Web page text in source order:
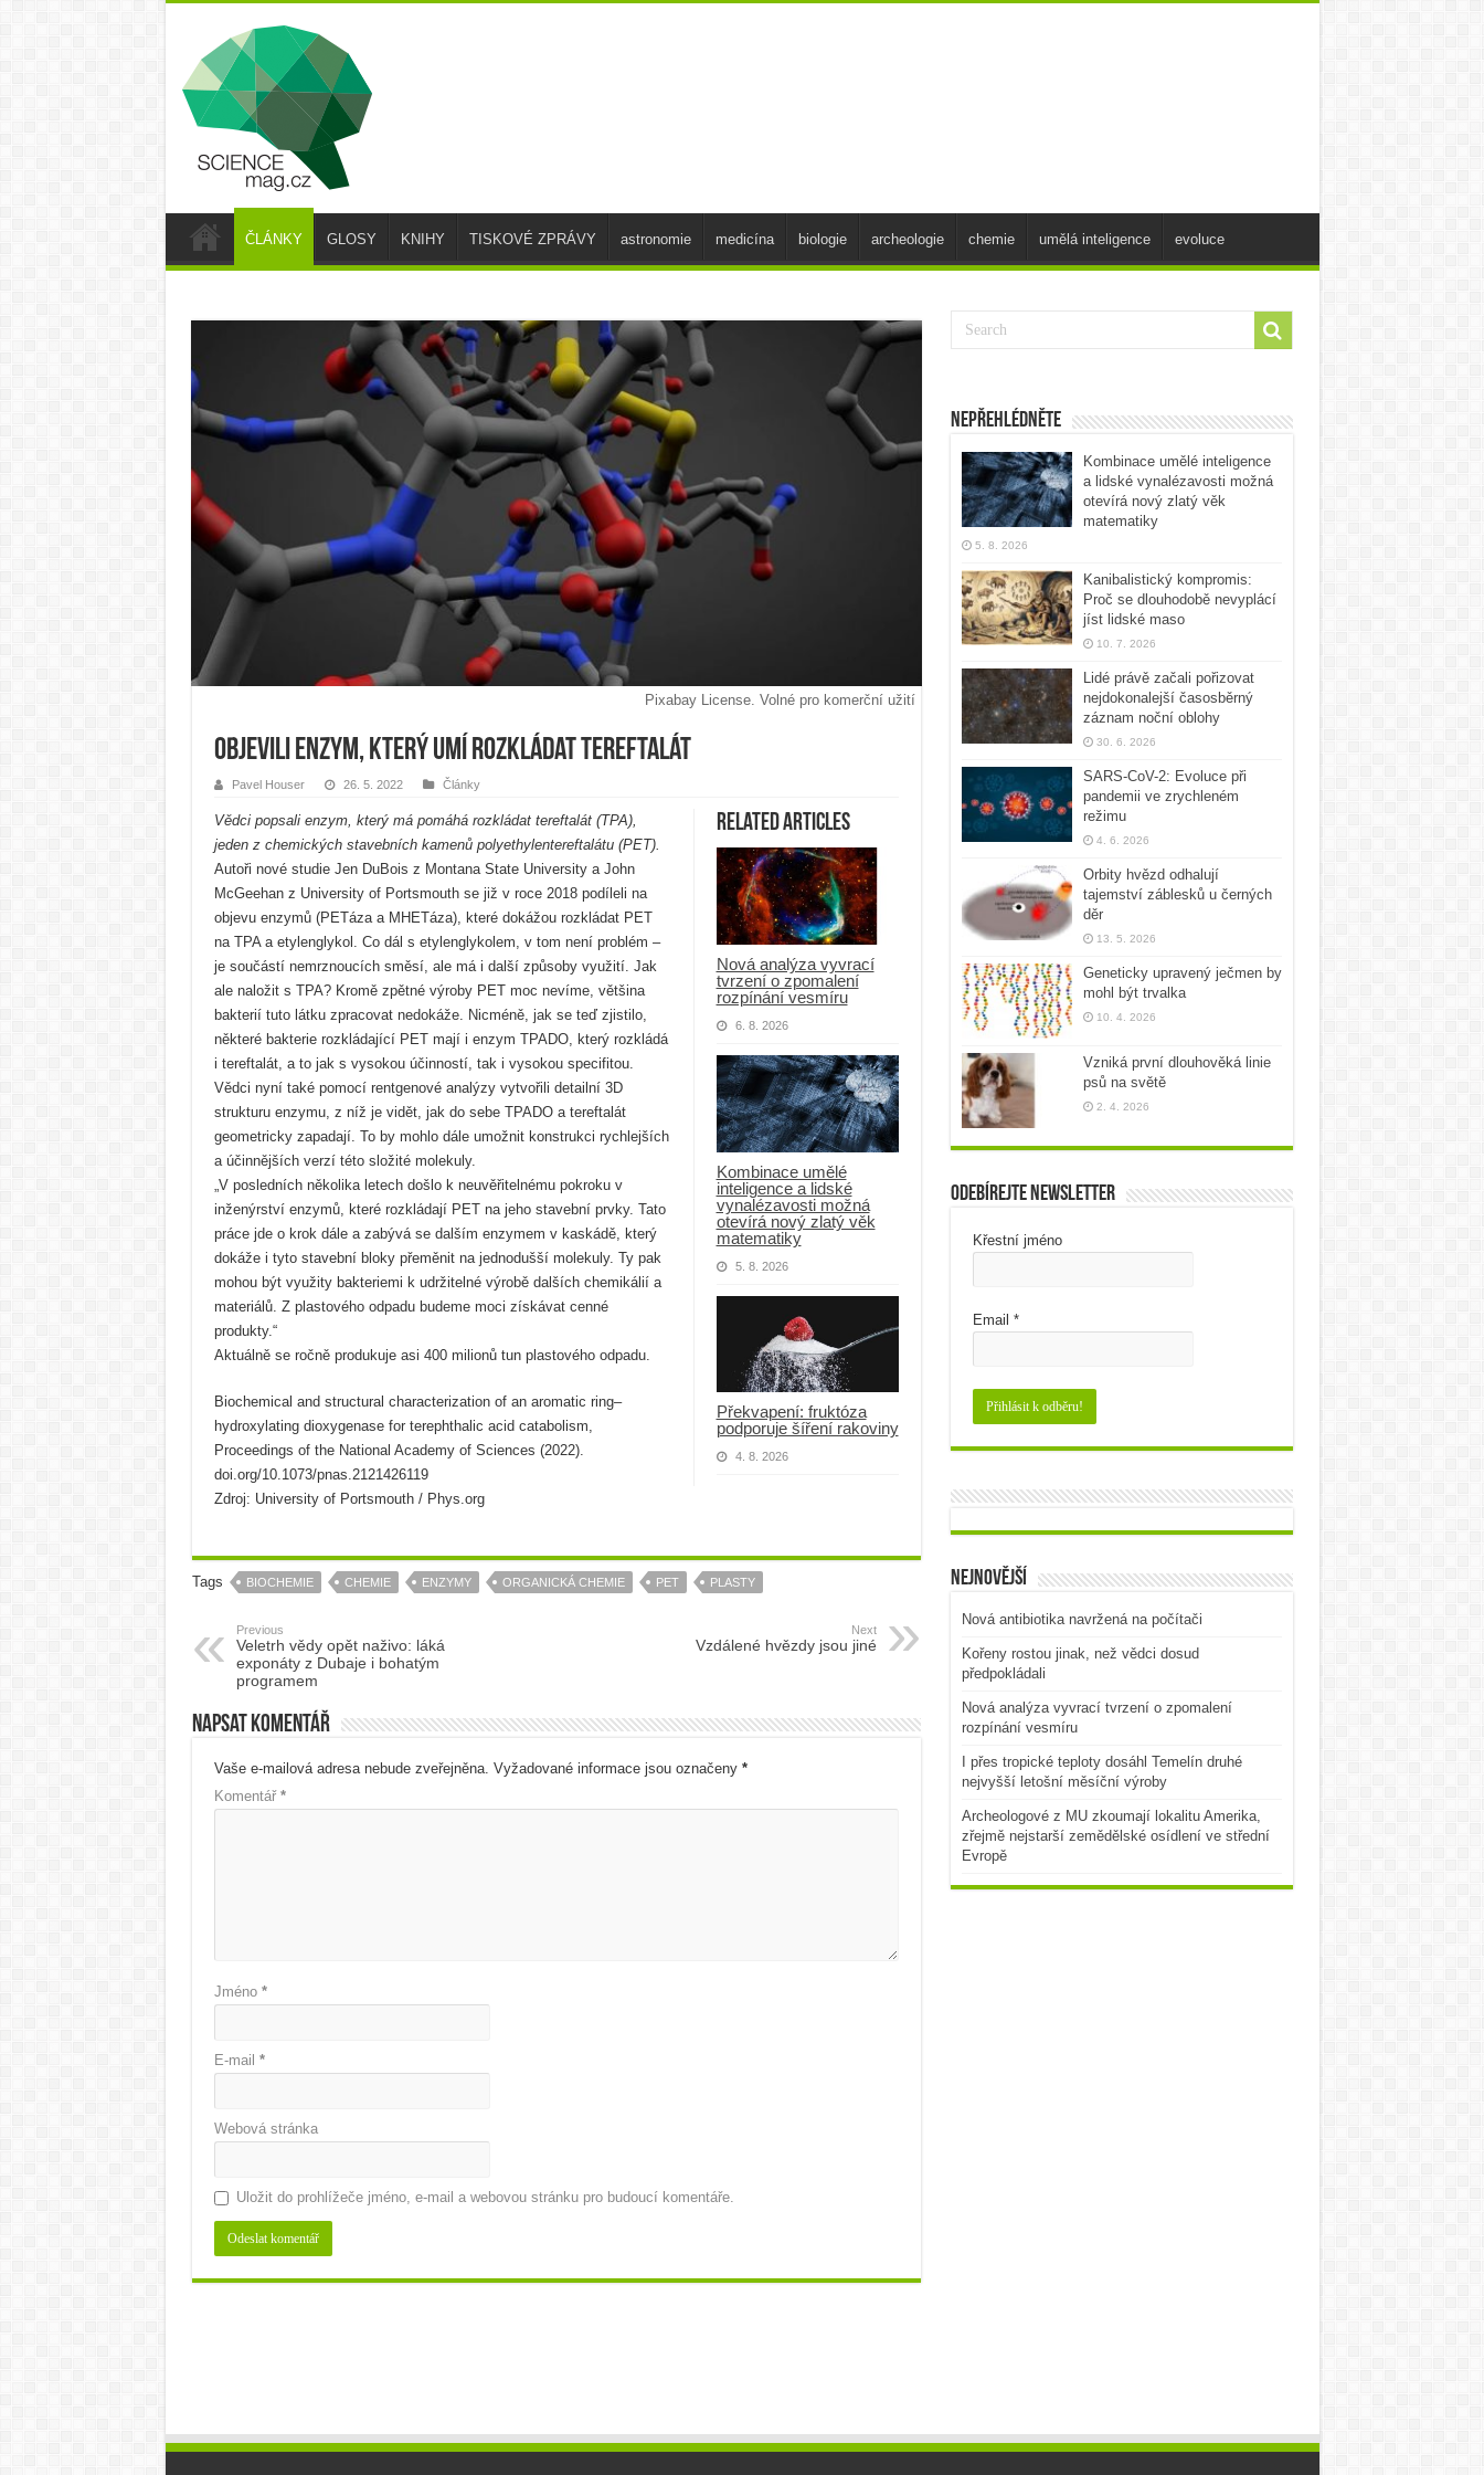
ČLÁNKY GLOSY KNIHY TISKOVÉ ZPRÁVY astronomie medicína biologie archeologie chemie umělá inteligence evoluce
Pixabay License. Volné pro komerční užití
Objevili enzym, který umí rozkládat tereftalát
Pavel Houser 26. 5. 2022 Články
Related Articles
Nová analýza vyvrací
tvrzení o zpomalení
rozpínání vesmíru
6. 8. 2026
Kombinace umělé
inteligence a lidské
vynalézavosti možná
otevírá nový zlatý věk
matematiky
5. 8. 2026
Překvapení: fruktóza
podporuje šíření rakoviny
4. 8. 2026
Vědci popsali enzym, který má pomáhá rozkládat tereftalát (TPA),
jeden z chemických stavebních kamenů polyethylentereftalátu (PET).
Autoři nové studie Jen DuBois z Montana State University a John
McGeehan z University of Portsmouth se již v roce 2018 podíleli na
objevu enzymů (PETáza a MHETáza), které dokážou rozkládat PET
na TPA a etylenglykol. Co dál s etylenglykolem, v tom není problém –
je součástí nemrznoucích směsí, ale má i další způsoby využití. Jak
ale naložit s TPA? Kromě zpětné výroby PET moc nevíme, většina
bakterií tuto látku zpracovat nedokáže. Nicméně, jak se teď zjistilo,
některé bakterie rozkládající PET mají i enzym TPADO, který rozkládá
i tereftalát, a to jak s vysokou účinností, tak i vysokou specifitou.
Vědci nyní také pomocí rentgenové analýzy vytvořili detailní 3D
strukturu enzymu, z níž je vidět, jak do sebe TPADO a tereftalát
geometricky zapadají. To by mohlo dále umožnit konstrukci rychlejších
a účinnějších verzí této složité molekuly.
„V posledních několika letech došlo k neuvěřitelnému pokroku v
inženýrství enzymů, které rozkládají PET na jeho stavební prvky. Tato
práce jde o krok dále a zabývá se dalším enzymem v kaskádě, který
dokáže i tyto stavební bloky přeměnit na jednodušší molekuly. Ty pak
mohou být využity bakteriemi k udržitelné výrobě dalších chemikálií a
materiálů. Z plastového odpadu budeme moci získávat cenné
produkty.“
Aktuálně se ročně produkuje asi 400 milionů tun plastového odpadu.
Biochemical and structural characterization of an aromatic ring–
hydroxylating dioxygenase for terephthalic acid catabolism,
Proceedings of the National Academy of Sciences (2022).
doi.org/10.1073/pnas.2121426119
Zdroj: University of Portsmouth / Phys.org
Tags BIOCHEMIE CHEMIE ENZYMY ORGANICKÁ CHEMIE PET PLASTY
Previous
Veletrh vědy opět naživo: láká
exponáty z Dubaje i bohatým
programem
Next
Vzdálené hvězdy jsou jiné
Napsat komentář
Vaše e-mailová adresa nebude zveřejněna. Vyžadované informace jsou označeny *
Komentář *
Jméno *
E-mail *
Webová stránka
Uložit do prohlížeče jméno, e-mail a webovou stránku pro budoucí komentáře.
Nepřehlédněte
Kombinace umělé inteligence
a lidské vynalézavosti možná
otevírá nový zlatý věk
matematiky
5. 8. 2026
Kanibalistický kompromis:
Proč se dlouhodobě nevyplácí
jíst lidské maso
10. 7. 2026
Lidé právě začali pořizovat
nejdokonalejší časosběrný
záznam noční oblohy
30. 6. 2026
SARS-CoV-2: Evoluce při
pandemii ve zrychleném
režimu
4. 6. 2026
Orbity hvězd odhalují
tajemství záblesků u černých
děr
13. 5. 2026
Geneticky upravený ječmen by
mohl být trvalka
10. 4. 2026
Vzniká první dlouhověká linie
psů na světě
2. 4. 2026
Odebírejte newsletter
Křestní jméno
Email *
Nejnovější
Nová antibiotika navržená na počítači
Kořeny rostou jinak, než vědci dosud
předpokládali
Nová analýza vyvrací tvrzení o zpomalení
rozpínání vesmíru
I přes tropické teploty dosáhl Temelín druhé
nejvyšší letošní měsíční výroby
Archeologové z MU zkoumají lokalitu Amerika,
zřejmě nejstarší zemědělské osídlení ve střední
Evropě